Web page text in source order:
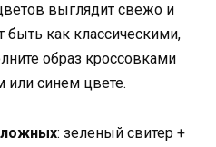
выглядит свежо и
как классическими,
образ кроссовками
или синем цвете.
: зеленый свитер +